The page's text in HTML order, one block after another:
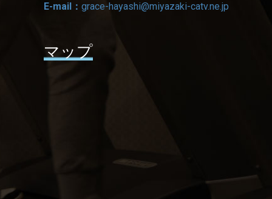
E-mail： grace-hayashi@miyazaki-catv.ne.jp
マップ